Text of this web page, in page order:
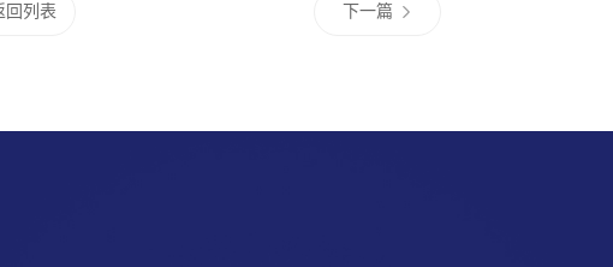
回列表 下一篇